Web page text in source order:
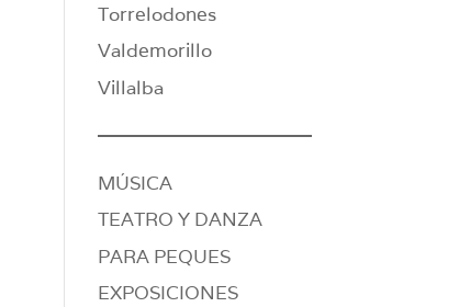
Torrelodones
Valdemorillo
Villalba
MÚSICA
TEATRO Y DANZA
PARA PEQUES
EXPOSICIONES